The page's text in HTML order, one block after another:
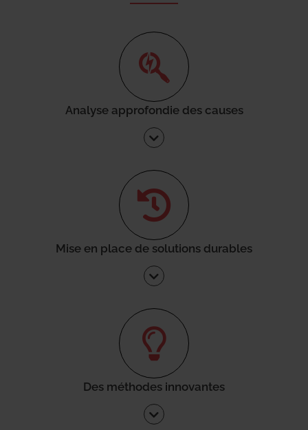
Analyse approfondie des causes
Mise en place de solutions durables
Des méthodes innovantes